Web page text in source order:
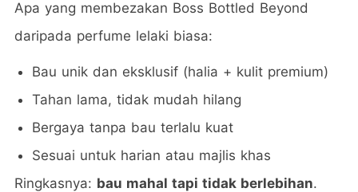
Apa yang membezakan Boss Bottled Beyond
daripada perfume lelaki biasa:
Bau unik dan eksklusif (halia + kulit premium)
Tahan lama, tidak mudah hilang
Bergaya tanpa bau terlalu kuat
Sesuai untuk harian atau majlis khas
Ringkasnya: bau mahal tapi tidak berlebihan.